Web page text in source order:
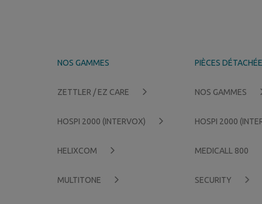
NOS GAMMES
ZETTLER / EZ CARE
HOSPI 2000 (INTERVOX)
HELIXCOM
MULTITONE
PIÈCES
NOS GAMMES
HOSPI 2000
MEDICALL 800
SECURITY